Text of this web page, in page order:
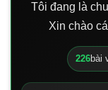
Tôi đang là
Xin chào
226bài